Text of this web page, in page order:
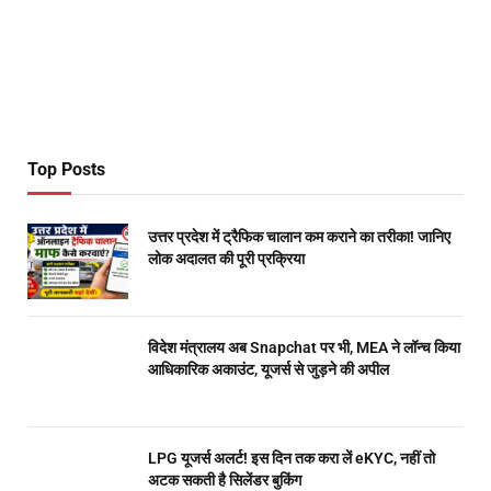
Top Posts
उत्तर प्रदेश में ट्रैफिक चालान कम कराने का तरीका! जानिए
लोक अदालत की पूरी प्रक्रिया
विदेश मंत्रालय अब Snapchat पर भी, MEA ने लॉन्च किया
आधिकारिक अकाउंट, यूजर्स से जुड़ने की अपील
LPG यूजर्स अलर्ट! इस दिन तक करा लें eKYC, नहीं तो
अटक सकती है सिलेंडर बुकिंग